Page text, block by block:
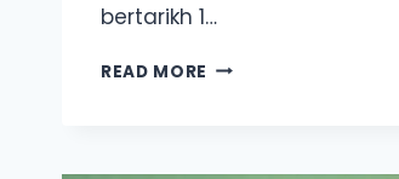
bertarikh 1…
READ MORE SKMM